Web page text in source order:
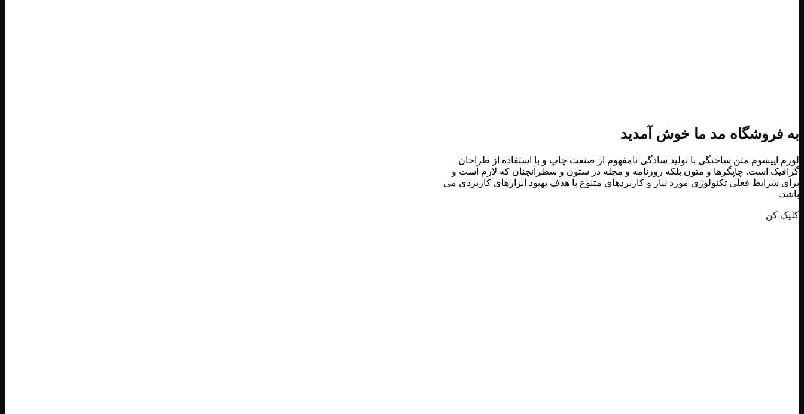
به فروشگاه مد ما خوش آمدید
لورم ایپسوم متن ساختگی با تولید سادگی نامفهوم از صنعت چاپ و با استفاده از طراحان
گرافیک است. چاپگرها و متون بلکه روزنامه و مجله در ستون و سطرآنچنان که لازم است و
برای شرایط فعلی تکنولوژی مورد نیاز و کاربردهای متنوع با هدف بهبود ابزارهای کاربردی می
باشد.
کلیک کن